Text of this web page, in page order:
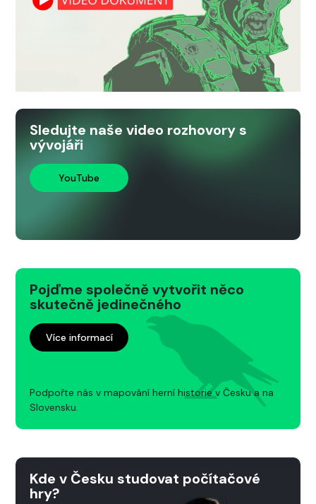
Sledujte naše video rozhovory s
vývojáři
YouTube
Pojďme společně vytvořit něco
skutečně jedinečného
Více informací
Podpořte nás v mapování herní historie v Česku a na
Slovensku.
Kde v Česku studovat počítačové
hry?